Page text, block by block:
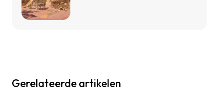
Gerelateerde artikelen